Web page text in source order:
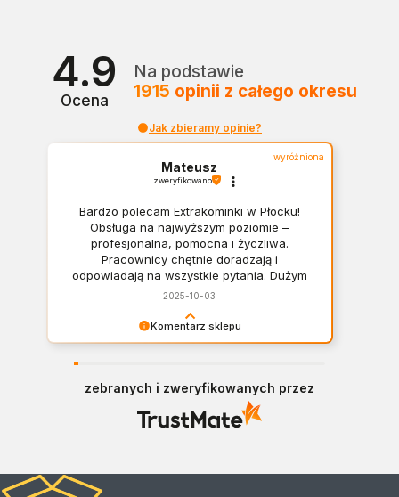
4.9
Ocena
Na podstawie
1915 opinii z całego okresu
Jak zbieramy opinie?
Komentarz sklepu
wyróżniona
Mateusz
zweryfikowano
Bardzo polecam Extrakominki w Płocku!
Obsługa na najwyższym poziomie –
profesjonalna, pomocna i życzliwa.
Pracownicy chętnie doradzają i
odpowiadają na wszystkie pytania. Dużym
plusem jest szeroki wybór asortymentu –
kominków po nowoczesne rozwiązania
dopasowane do różnych wnętrz. Zakupy
2025-10-03
zebranych i zweryfikowanych przez